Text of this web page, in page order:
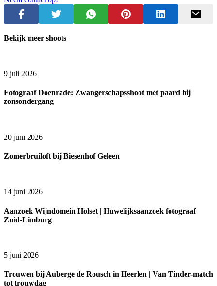
Bekijk meer shoots
9 juli 2026
Fotograaf Doenrade: Zwangerschapsshoot met paard bij
zonsondergang
20 juni 2026
Zomerbruiloft bij Biesenhof Geleen
14 juni 2026
Aanzoek Wijndomein Holset | Huwelijksaanzoek fotograaf
Zuid-Limburg
5 juni 2026
Trouwen bij Auberge de Rousch in Heerlen | Van Tinder-match
tot trouwdag